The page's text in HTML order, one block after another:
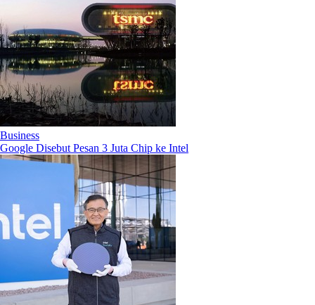
Business
Google Disebut Pesan 3 Juta Chip ke Intel